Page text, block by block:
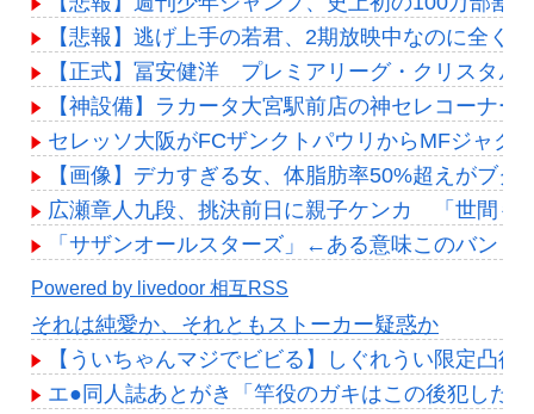
【悲報】逃げ上手の若君、2期放映中なのに全く
【正式】冨安健洋 プレミアリーグ・クリスタ
【神設備】ラカータ大宮駅前店の神セレコーナ
セレッソ大阪がFCザンクトパウリからMFジャ
【画像】デカすぎる女、体脂肪率50%超えがブク
広瀬章人九段、挑決前日に親子ケンカ 「世間も
「サザンオールスターズ」←ある意味このバンド
Powered by livedoor 相互RSS
それは純愛か、それともストーカー疑惑か
【ういちゃんマジでビビる】しぐれうい限定凸待
エ●同人誌あとがき「竿役のガキはこの後犯した